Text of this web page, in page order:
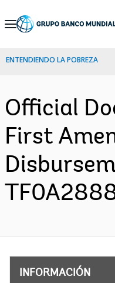
Skip
Navigation
ENTENDIENDO LA POBREZA
Official
First
INFORMACIÓN